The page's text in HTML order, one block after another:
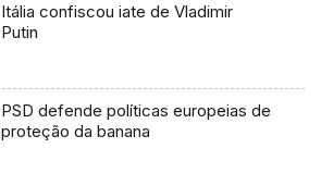
Itália confiscou iate de Vladimir
Putin
PSD defende políticas europeias de
proteção da banana